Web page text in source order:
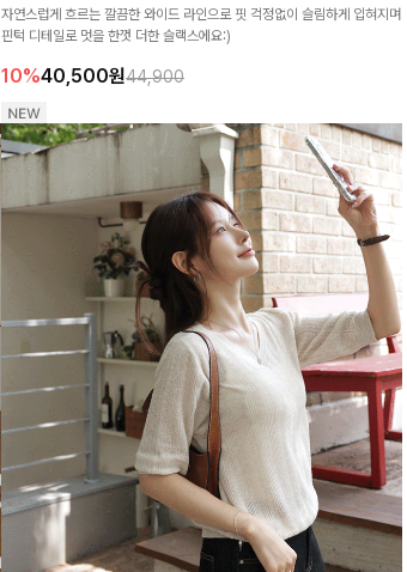
자연스럽게 흐르는 깔끔한 와이드 라인으로 핏 걱정없이 슬림하게 입혀지며
핀턱 디테일로 멋을 한껏 더한 슬랙스에요:)
10%40,500원44,900